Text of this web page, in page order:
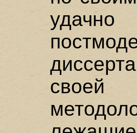
удачно
своей